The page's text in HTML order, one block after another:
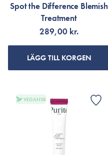
Spot the Difference Blemish
Treatment
289,00 kr.
LÄGG TILL KORGEN
VEGANSK